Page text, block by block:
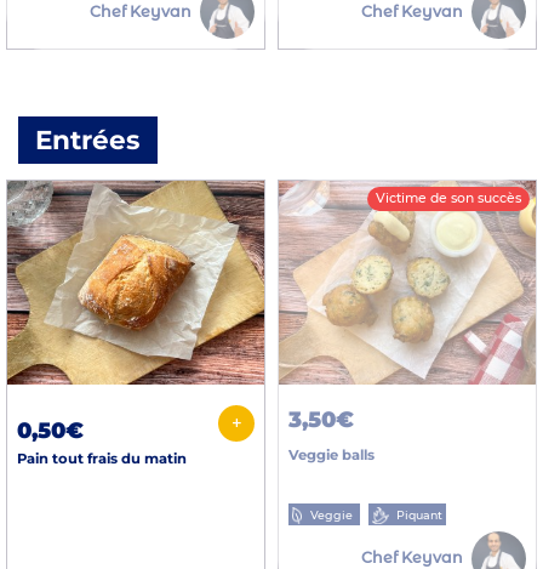
Chef Keyvan Chef Keyvan
Entrées
0,50€ +
Pain tout frais du matin
Victime de son succès
3,50€
Veggie balls
Veggie Piquant
Chef Keyvan